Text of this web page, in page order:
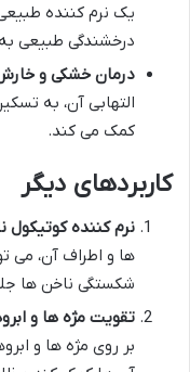
یک نرم کننده
درخشندگی طبیعی
درمان خشکی و
التهابی آن، به
کمک می کند.
کاربردهای دیگر
نرم کننده کوتیکول
ها و اطراف آن، می
شکستگی ناخن ها
تقویت مژه ها و
بر روی مژه ها و